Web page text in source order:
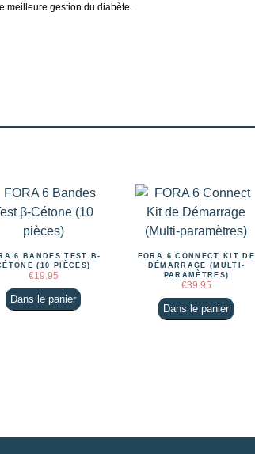
meilleure gestion du diabète.
6 BANDES TEST Β-
(10 PIÈCES)
€19.95
Dans le panier
FORA 6 CONNECT KIT DE
DÉMARRAGE (MULTI-
PARAMÈTRES)
€39.95
Dans le panier